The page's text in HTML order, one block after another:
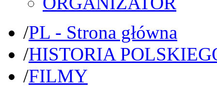
/PL - Strona główna
/HISTORIA
/FILMY